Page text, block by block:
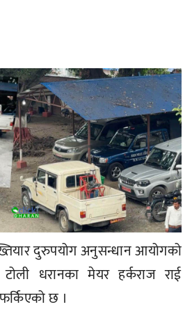
दुरुपयोग अनुसन्धान आयोगको
धरानका मेयर हर्कराज राई
छ ।